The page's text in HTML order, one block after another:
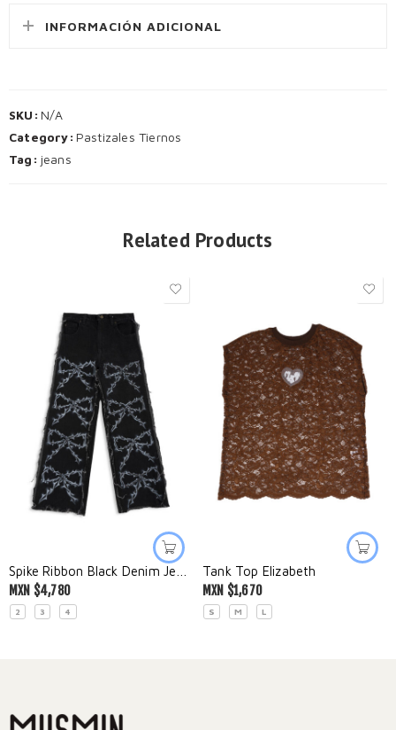
INFORMACIÓN ADICIONAL
SKU: N/A
Category: Pastizales Tiernos
Tag: jeans
Related Products
MXN $4,780
2 3 4
Tank Top Elizabeth
MXN $1,670
S M L